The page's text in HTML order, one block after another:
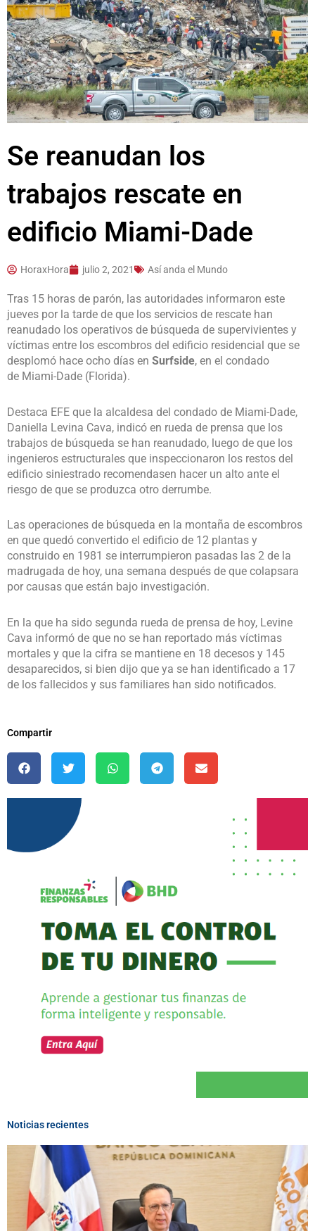
Se reanudan los
trabajos rescate en
edificio Miami-Dade
HoraxHora julio 2, 2021 Así anda el Mundo
Tras 15 horas de parón, las autoridades informaron este
jueves por la tarde de que los servicios de rescate han
reanudado los operativos de búsqueda de supervivientes y
víctimas entre los escombros del edificio residencial que se
desplomó hace ocho días en Surfside, en el condado
de Miami-Dade (Florida).
Destaca EFE que la alcaldesa del condado de Miami-Dade,
Daniella Levina Cava, indicó en rueda de prensa que los
trabajos de búsqueda se han reanudado, luego de que los
ingenieros estructurales que inspeccionaron los restos del
edificio siniestrado recomendasen hacer un alto ante el
riesgo de que se produzca otro derrumbe.
Las operaciones de búsqueda en la montaña de escombros
en que quedó convertido el edificio de 12 plantas y
construido en 1981 se interrumpieron pasadas las 2 de la
madrugada de hoy, una semana después de que colapsara
por causas que están bajo investigación.
En la que ha sido segunda rueda de prensa de hoy, Levine
Cava informó de que no se han reportado más víctimas
mortales y que la cifra se mantiene en 18 decesos y 145
desaparecidos, si bien dijo que ya se han identificado a 17
de los fallecidos y sus familiares han sido notificados.
Compartir
Noticias recientes